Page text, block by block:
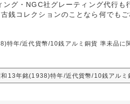
グ・NGC社グレーティング代行も
銭コレクションのことなら何でもご
特年/近代貨幣/10銭アルミ銅貨 準未品に
13年銘(1938)特年/近代貨幣/10銭アルミ